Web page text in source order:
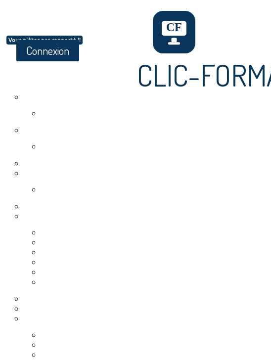
Vous n'êtes pas connecté !!
Connexion
CLIC-